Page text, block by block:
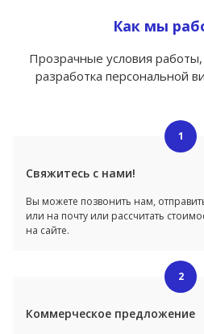
Как мы
Прозрачные условия работы,
разработка персональной
Свяжитесь с нами!
Вы можете позвонить нам,
или на почту или рассчитать
на сайте.
1
Коммерческое предложение
2